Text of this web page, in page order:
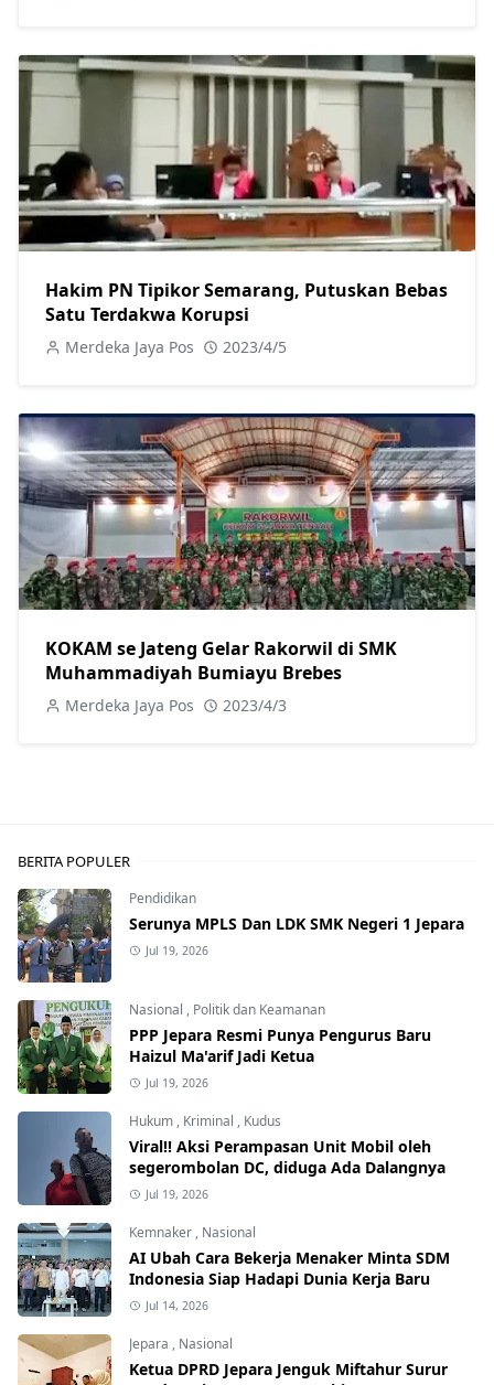
Hakim PN Tipikor Semarang, Putuskan Bebas
Satu Terdakwa Korupsi
Merdeka Jaya Pos 2023/4/5
KOKAM se Jateng Gelar Rakorwil di SMK
Muhammadiyah Bumiayu Brebes
Merdeka Jaya Pos 2023/4/3
BERITA POPULER
Pendidikan
Serunya MPLS Dan LDK SMK Negeri 1 Jepara
Jul 19, 2026
Nasional , Politik dan Keamanan
PPP Jepara Resmi Punya Pengurus Baru
Haizul Ma'arif Jadi Ketua
Jul 19, 2026
Hukum , Kriminal , Kudus
Viral!! Aksi Perampasan Unit Mobil oleh
segerombolan DC, diduga Ada Dalangnya
Jul 19, 2026
Kemnaker , Nasional
AI Ubah Cara Bekerja Menaker Minta SDM
Indonesia Siap Hadapi Dunia Kerja Baru
Jul 14, 2026
Jepara , Nasional
Ketua DPRD Jepara Jenguk Miftahur Surur